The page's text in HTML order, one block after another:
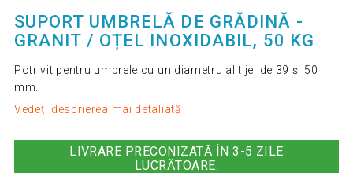
SUPORT UMBRELĂ DE GRĂDINĂ -
GRANIT / OȚEL INOXIDABIL, 50 KG
Potrivit pentru umbrele cu un diametru al tijei de 39 și 50
mm.
Vedeți descrierea mai detaliată
LIVRARE PRECONIZATĂ ÎN 3-5 ZILE
LUCRĂTOARE.